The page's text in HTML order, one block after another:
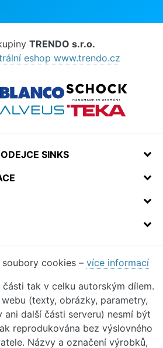
TRENDO s.r.o.
eshop www.trendo.cz
SINKS
cookies – více informací
tak v celku autorským dílem.
(texty, obrázky, parametry,
další části serveru) nesmí být
reprodukována bez výslovného
Názvy a označení výrobků,